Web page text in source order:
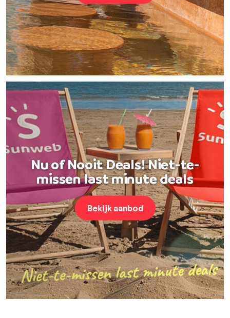
Nu of Nooit Deals! Niet-te-
missen last minute deals
Bekijk aanbod